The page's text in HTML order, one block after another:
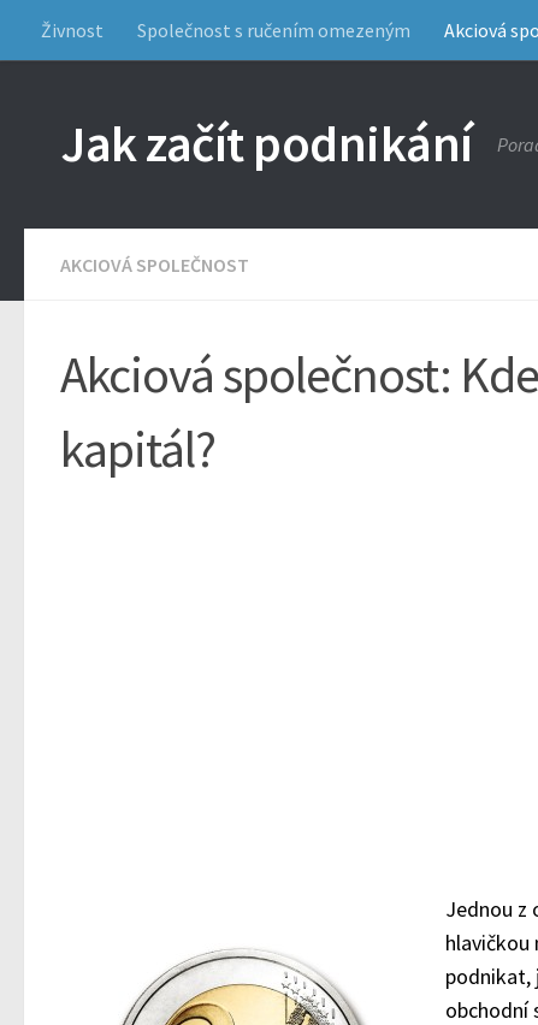
Živnost Společnost s ručením omezeným Akciová
Jak začít podnikání
AKCIOVÁ SPOLEČNOST
Akciová společnost:
kapitál?
Jednou z
hlavičkou
podnikat,
obchodní